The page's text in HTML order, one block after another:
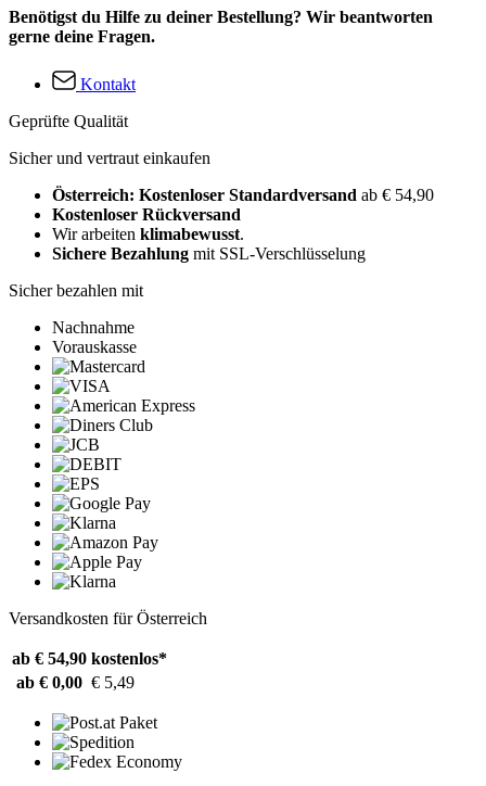
Benötigst du Hilfe zu deiner Bestellung? Wir beantworten
gerne deine Fragen.
Kontakt
Geprüfte Qualität
Sicher und vertraut einkaufen
Österreich: Kostenloser Standardversand ab € 54,90
Kostenloser Rückversand
Wir arbeiten klimabewusst.
Sichere Bezahlung mit SSL-Verschlüsselung
Sicher bezahlen mit
Nachnahme
Vorauskasse
Versandkosten für Österreich
ab € 54,90 kostenlos*
ab € 0,00 € 5,49